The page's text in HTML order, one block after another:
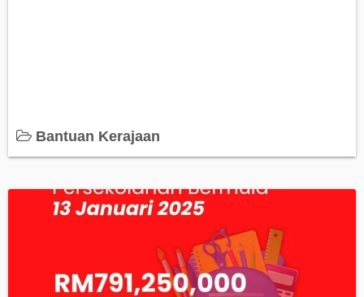
Bantuan Kerajaan